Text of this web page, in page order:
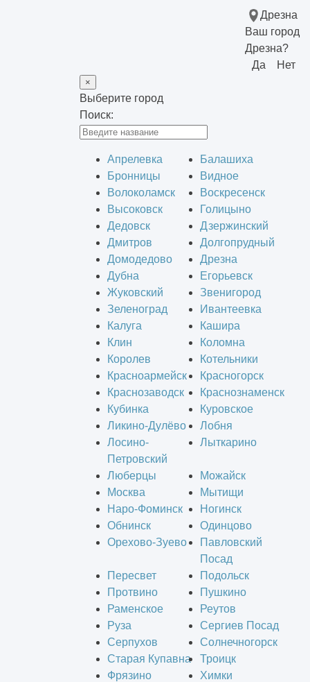
Дрезна
Ваш город
Дрезна?
Да
Нет
×
Выберите город
Поиск:
Апрелевка
Балашиха
Бронницы
Видное
Волоколамск
Воскресенск
Высоковск
Голицыно
Дедовск
Дзержинский
Дмитров
Долгопрудный
Домодедово
Дрезна
Дубна
Егорьевск
Жуковский
Звенигород
Зеленоград
Ивантеевка
Калуга
Кашира
Клин
Коломна
Королев
Котельники
Красноармейск
Красногорск
Краснозаводск
Краснознаменск
Кубинка
Куровское
Ликино-Дулёво
Лобня
Лосино-
Петровский
Лыткарино
Люберцы
Можайск
Москва
Мытищи
Наро-Фоминск
Ногинск
Обнинск
Одинцово
Орехово-Зуево
Павловский
Посад
Пересвет
Подольск
Протвино
Пушкино
Раменское
Реутов
Руза
Сергиев Посад
Серпухов
Солнечногорск
Старая Купавна
Троицк
Фрязино
Химки